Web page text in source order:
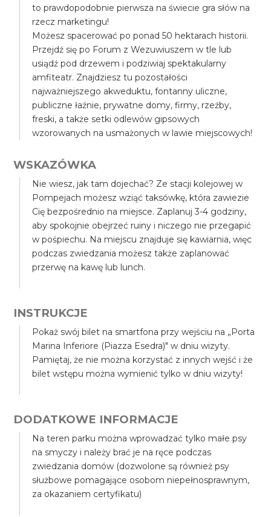
to prawdopodobnie pierwsza na świecie gra słów na
rzecz marketingu!
Możesz spacerować po ponad 50 hektarach historii.
Przejdź się po Forum z Wezuwiuszem w tle lub
usiądź pod drzewem i podziwiaj spektakularny
amfiteatr. Znajdziesz tu pozostałości
najważniejszego akweduktu, fontanny uliczne,
publiczne łaźnie, prywatne domy, firmy, rzeźby,
freski, a także setki odlewów gipsowych
wzorowanych na usmażonych w lawie miejscowych!
WSKAZÓWKA
Nie wiesz, jak tam dojechać? Ze stacji kolejowej w
Pompejach możesz wziąć taksówkę, która zawiezie
Cię bezpośrednio na miejsce. Zaplanuj 3-4 godziny,
aby spokojnie obejrzeć ruiny i niczego nie przegapić
w pośpiechu. Na miejscu znajduje się kawiarnia, więc
podczas zwiedzania możesz także zaplanować
przerwę na kawę lub lunch.
INSTRUKCJE
Pokaż swój bilet na smartfona przy wejściu na „Porta
Marina Inferiore (Piazza Esedra)" w dniu wizyty.
Pamiętaj, że nie można korzystać z innych wejść i że
bilet wstępu można wymienić tylko w dniu wizyty!
DODATKOWE INFORMACJE
Na teren parku można wprowadzać tylko małe psy
na smyczy i należy brać je na ręce podczas
zwiedzania domów (dozwolone są również psy
służbowe pomagające osobom niepełnosprawnym,
za okazaniem certyfikatu)